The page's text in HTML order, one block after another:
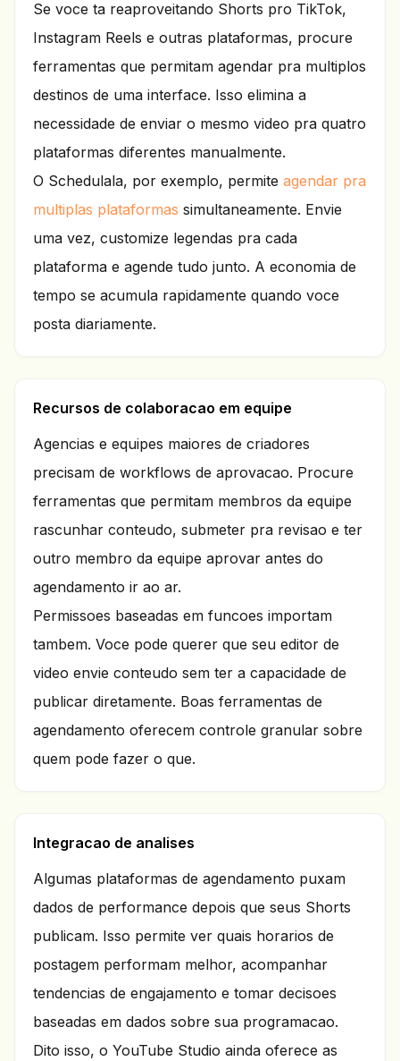
Se voce ta reaproveitando Shorts pro TikTok,
Instagram Reels e outras plataformas, procure
ferramentas que permitam agendar pra multiplos
destinos de uma interface. Isso elimina a
necessidade de enviar o mesmo video pra quatro
plataformas diferentes manualmente.
O Schedulala, por exemplo, permite agendar pra
multiplas plataformas simultaneamente. Envie
uma vez, customize legendas pra cada
plataforma e agende tudo junto. A economia de
tempo se acumula rapidamente quando voce
posta diariamente.
Recursos de colaboracao em equipe
Agencias e equipes maiores de criadores
precisam de workflows de aprovacao. Procure
ferramentas que permitam membros da equipe
rascunhar conteudo, submeter pra revisao e ter
outro membro da equipe aprovar antes do
agendamento ir ao ar.
Permissoes baseadas em funcoes importam
tambem. Voce pode querer que seu editor de
video envie conteudo sem ter a capacidade de
publicar diretamente. Boas ferramentas de
agendamento oferecem controle granular sobre
quem pode fazer o que.
Integracao de analises
Algumas plataformas de agendamento puxam
dados de performance depois que seus Shorts
publicam. Isso permite ver quais horarios de
postagem performam melhor, acompanhar
tendencias de engajamento e tomar decisoes
baseadas em dados sobre sua programacao.
Dito isso, o YouTube Studio ainda oferece as